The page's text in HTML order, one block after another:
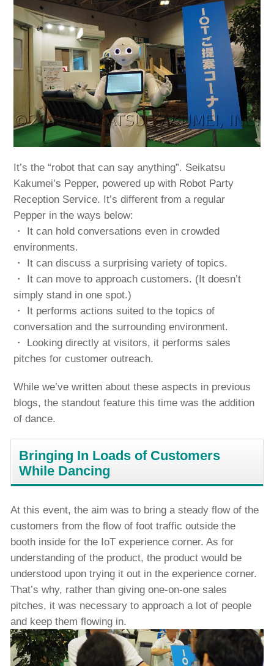
It’s the “robot that can say anything”. Seikatsu
Kakumei’s Pepper, powered up with Robot Party
Reception Service. It’s different from a regular
Pepper in the ways below:
・ It can hold conversations even in crowded
environments.
・ It can discuss a surprising variety of topics.
・ It can move to approach customers. (It doesn’t
simply stand in one spot.)
・ It performs actions suited to the topics of
conversation and the surrounding environment.
・ Looking directly at visitors, it performs sales
pitches for customer outreach.
While we’ve written about these aspects in previous
blogs, the standout feature this time was the addition
of dance.
Bringing In Loads of Customers
While Dancing
At this event, the aim was to bring a steady flow of the
customers from the flow of foot traffic outside the
booth inside for the IoT experience corner. As for
understanding of the product, the product would be
understood upon trying it out in the experience corner.
That’s why, rather than giving one-on-one sales
pitches, it was necessary to approach a lot of people
and keep them flowing in.